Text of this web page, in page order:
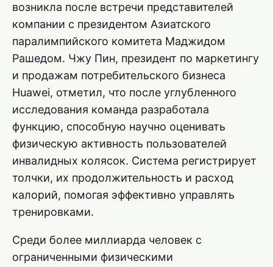
возникла после встречи представителей
компании с президентом Азиатского
паралимпийского комитета Маджидом
Рашедом. Чжу Пин, президент по маркетингу
и продажам потребительского бизнеса
Huawei, отметил, что после углубленного
исследования команда разработала
функцию, способную научно оценивать
физическую активность пользователей
инвалидных колясок. Система регистрирует
толчки, их продолжительность и расход
калорий, помогая эффективно управлять
тренировками.
Среди более миллиарда человек с
ограниченными физическими